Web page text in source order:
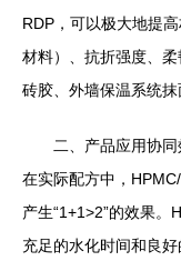
RDP，可以极大地提
材料）、抗折强度、
砖胶、外墙保温系统抹
二、产品应用协同
在实际配方中，
产生“1+1>2”的效果
充足的水化时间和良